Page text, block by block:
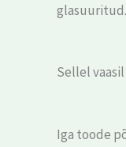
Sellel
Iga toode